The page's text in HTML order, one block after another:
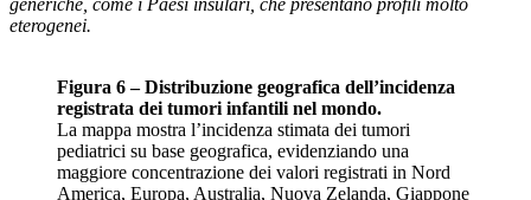
generiche, come i Paesi insulari, che presentano profili molto
eterogenei.
Figura 6 – Distribuzione geografica dell’incidenza
registrata dei tumori infantili nel mondo.
La mappa mostra l’incidenza stimata dei tumori
pediatrici su base geografica, evidenziando una
maggiore concentrazione dei valori registrati in Nord
America, Europa, Australia, Nuova Zelanda, Giappone